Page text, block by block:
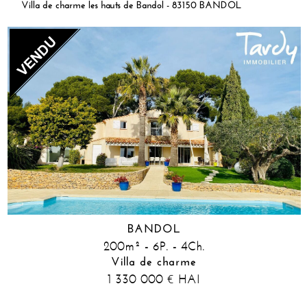
Villa de charme les hauts de Bandol - 83150 BANDOL
BANDOL
200m² - 6P. - 4Ch.
Villa de charme
1 330 000€ HAI